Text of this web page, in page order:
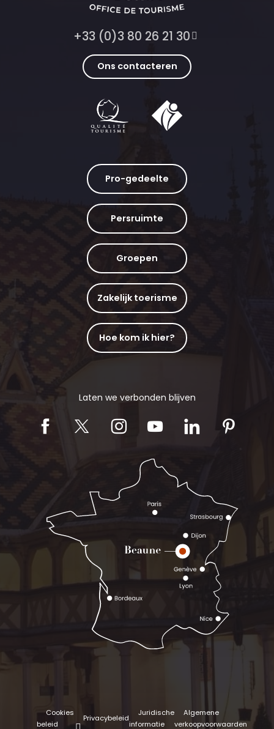
+33 (0)3 80 26 21 30
Ons contacteren
Pro-gedeelte
Persruimte
Groepen
Zakelijk toerisme
Hoe kom ik hier?
Laten we verbonden blijven
Cookies
beleid
Privacybeleid
Juridische
informatie
Algemene
verkoopvoorwaarden